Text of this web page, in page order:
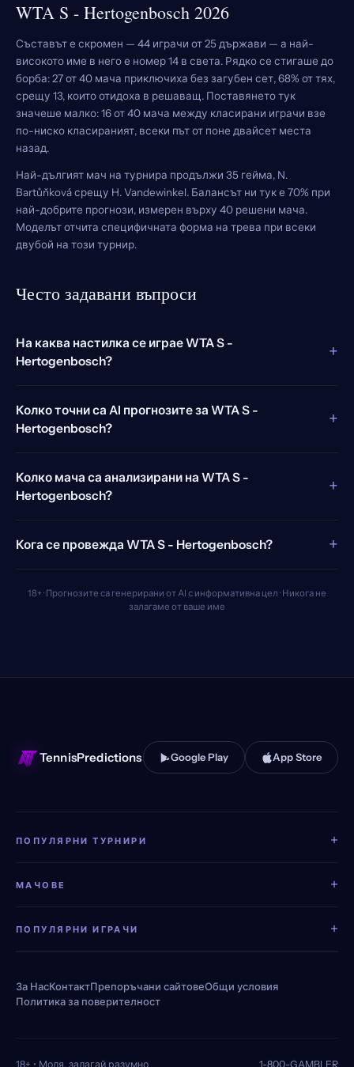
WTA S - Hertogenbosch 2026
Съставът е скромен — 44 играчи от 25 държави — а най-
високото име в него е номер 14 в света. Рядко се стигаше до
борба: 27 от 40 мача приключиха без загубен сет, 68% от тях,
срещу 13, които отидоха в решаващ. Поставянето тук
значеше малко: 16 от 40 мача между класирани играчи взе
по-ниско класираният, всеки път от поне двайсет места
назад.
Най-дългият мач на турнира продължи 35 гейма, N.
Bartůňková срещу H. Vandewinkel. Балансът ни тук е 70% при
най-добрите прогнози, измерен върху 40 решени мача.
Моделът отчита специфичната форма на трева при всеки
двубой на този турнир.
Често задавани въпроси
На каква настилка се играе WTA S -
Hertogenbosch?
+
Колко точни са AI прогнозите за WTA S -
Hertogenbosch?
+
Колко мача са анализирани на WTA S -
Hertogenbosch?
+
Кога се провежда WTA S - Hertogenbosch? +
18+ · Прогнозите са генерирани от AI с информативна цел · Никога не
залагаме от ваше име
TennisPredictions Google Play App Store
ПОПУЛЯРНИ ТУРНИРИ +
МАЧОВЕ +
ПОПУЛЯРНИ ИГРАЧИ +
За НасКонтактПрепоръчани сайтовеОбщи условия
Политика за поверителност
18+ • Моля, залагай разумно 1-800-GAMBLER